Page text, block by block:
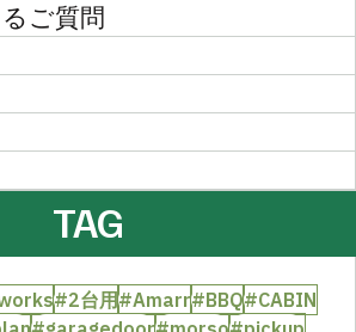
ご質問
TAG
#2台用#Amarr#BBQ#CABIN